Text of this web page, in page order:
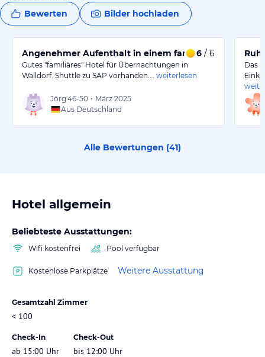
Bewerten Bilder hochladen
Angenehmer Aufenthalt in einem familiären Hotel
6 / 6
Gutes "familiäres" Hotel für Übernachtungen in
Walldorf. Shuttle zu SAP vorhanden.…
weiterlesen
Jörg 46-50 • März 2025
Aus Deutschland
Das
Alle Bewertungen (41)
Hotel allgemein
Beliebteste Ausstattungen:
Wifi kostenfrei Pool verfügbar
Kostenlose Parkplätze Weitere Ausstattung
Gesamtzahl Zimmer
< 100
Check-In
ab 15:00 Uhr
Check-Out
bis 12:00 Uhr